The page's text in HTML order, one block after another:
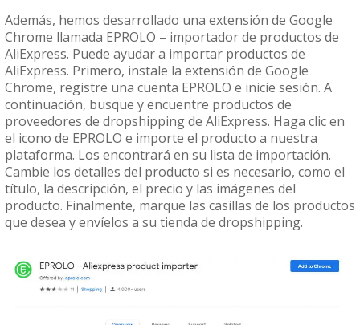
Además, hemos desarrollado una extensión de Google
Chrome llamada EPROLO – importador de productos de
AliExpress. Puede ayudar a importar productos de
AliExpress. Primero, instale la extensión de Google
Chrome, registre una cuenta EPROLO e inicie sesión. A
continuación, busque y encuentre productos de
proveedores de dropshipping de AliExpress. Haga clic en
el icono de EPROLO e importe el producto a nuestra
plataforma. Los encontrará en su lista de importación.
Cambie los detalles del producto si es necesario, como el
título, la descripción, el precio y las imágenes del
producto. Finalmente, marque las casillas de los productos
que desea y envíelos a su tienda de dropshipping.